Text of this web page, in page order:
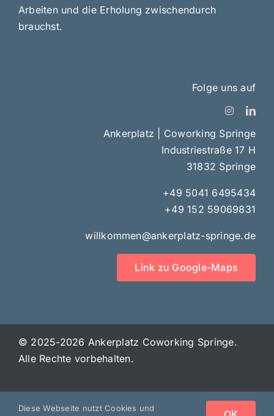
Arbeiten und die Erholung zwischendurch
brauchst.
Folge uns auf
Ankerplatz | Coworking Springe
Industriestraße 17 H
31832 Springe
+49 5041 6495434‬
+49 152 59069831
willkommen@ankerplatz-springe.de
Link zu Google-Maps
© 2025-2026 Ankerplatz Coworking Springe.
Alle Rechte vorbehalten.
Impressum |
Diese Webseite nutzt Cookies und